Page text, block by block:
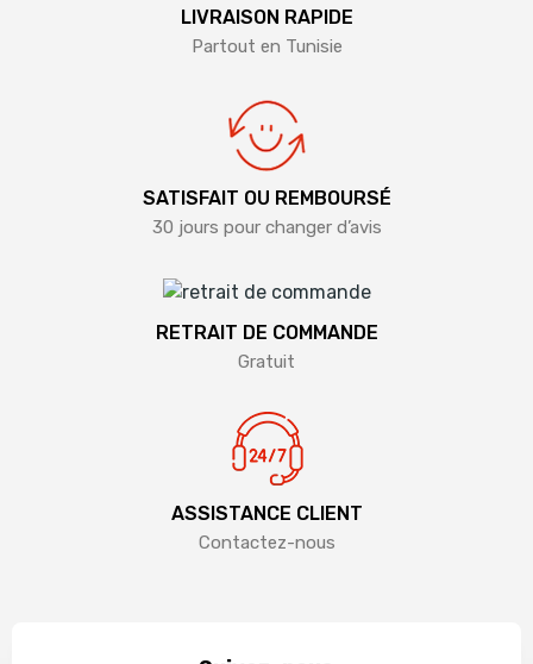
LIVRAISON RAPIDE
Partout en Tunisie
SATISFAIT OU REMBOURSÉ
30 jours pour changer d’avis
RETRAIT DE COMMANDE
Gratuit
ASSISTANCE CLIENT
Contactez-nous